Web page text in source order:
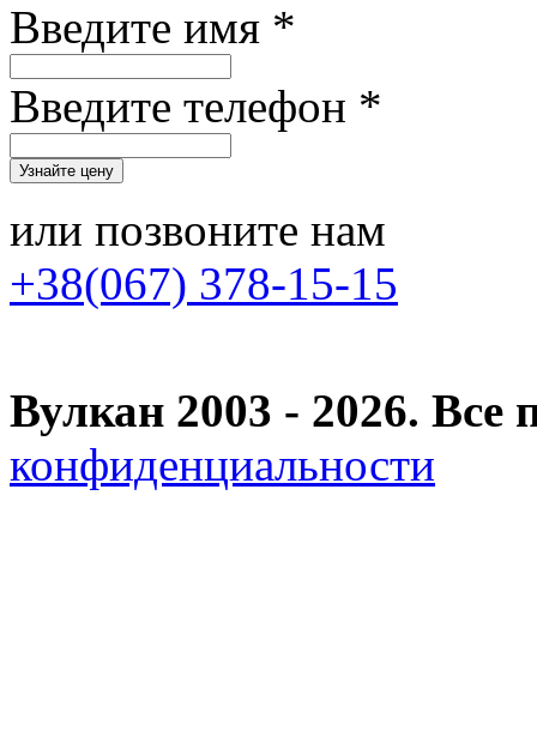
Введите имя *
Введите телефон *
или позвоните нам
+38(067) 378-15-15
Вулкан 2003 - 2026.
конфиденциальности